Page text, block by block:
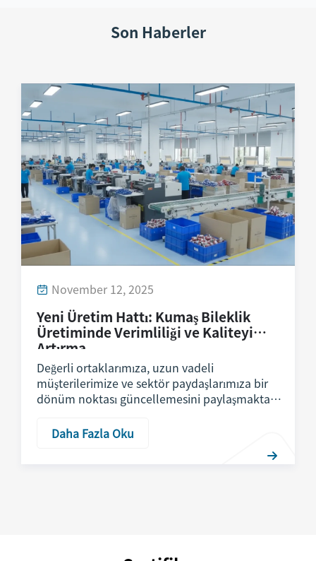
Son Haberler
November 12, 2025
Yeni Üretim Hattı: Kumaş Bileklik
Üretiminde Verimliliği ve Kaliteyi
Artırma
Değerli ortaklarımıza, uzun vadeli
müşterilerimize ve sektör paydaşlarımıza bir
dönüm noktası güncellemesini paylaşmaktan
kumaş bileklik üretimine ayrılmış tamamen
Daha Fazla Oku